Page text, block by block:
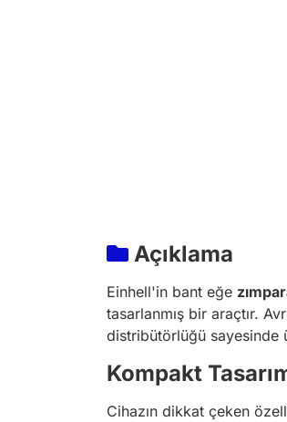
Açıklama
Einhell'in bant eğe
tasarlanmış bir araçtır.
distribütörlüğü sayesinde
Kompakt
Cihazın dikkat çeken